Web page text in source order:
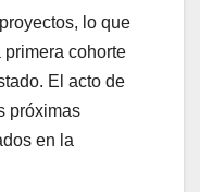
lo que
primera cohorte
El acto de
próximas
en la